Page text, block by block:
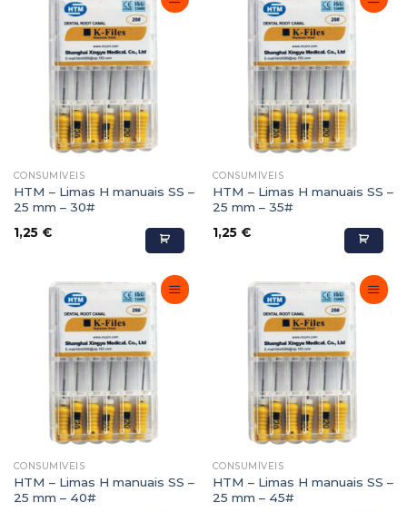
Adicionar
Favoritos
CONSUMÍVEIS
HTM – Limas H manuais SS –
25 mm – 30#
1,25 €
Adicionar
Favoritos
CONSUMÍVEIS
HTM – Limas H manuais SS –
25 mm – 35#
1,25 €
Adicionar
Favoritos
CONSUMÍVEIS
HTM – Limas H manuais SS –
25 mm – 40#
Adicionar
Favoritos
CONSUMÍVEIS
HTM – Limas H manuais SS –
25 mm – 45#